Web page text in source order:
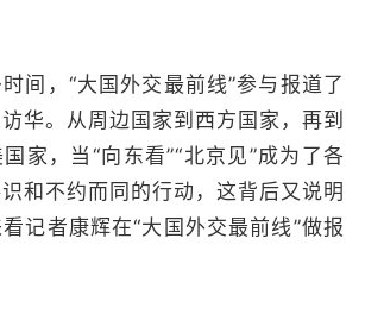
，“大国外交最前线”参与报道了
华。从周边国家到西方国家，再到
家，当“向东看”“北京见”成为了各
和不约而同的行动，这背后又说明
记者康辉在“大国外交最前线”做报